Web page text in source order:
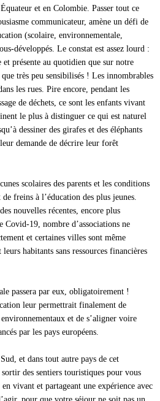
et en Colombie. Passer tout ce
communicateur, amène un défi de
(scolaire, environnementale,
développés. Le constat est assez lourd :
présente au quotidien que sur notre
très peu sensibilisés ! Les innombrables
les rues. Pire encore, pendant les
de déchets, ce sont les enfants vivant
le plus à distinguer ce qui est naturel
dessiner des girafes et des éléphants
demande de décrire leur forêt
scolaires des parents et les conditions
freins à l’éducation des plus jeunes.
nouvelles récentes, encore plus
Covid-19, nombre d’associations ne
et certaines villes sont même
habitants sans ressources financières
passera par eux, obligatoirement !
leur permettrait finalement de
et de s’aligner voire
par les pays européens.
et dans tout autre pays de cet
des sentiers touristiques pour vous
vivant et partageant une expérience avec